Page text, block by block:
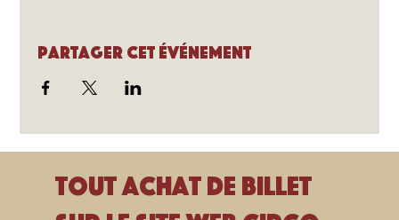
Partager cet événement
Tout achat de billet